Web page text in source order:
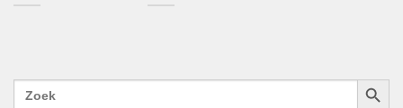
Zoek
naar: